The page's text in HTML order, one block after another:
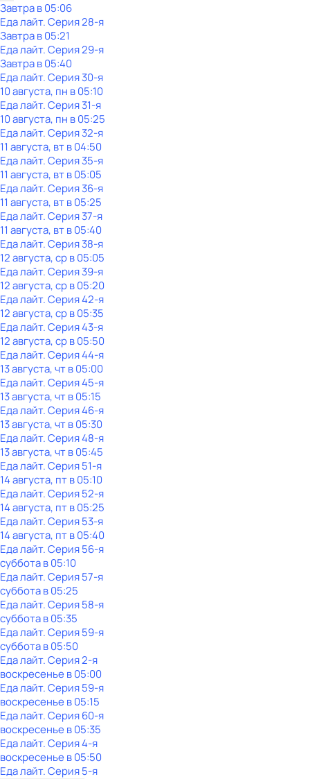
Завтра в 05:06
Еда лайт. Серия 28-я
Завтра в 05:21
Еда лайт. Серия 29-я
Завтра в 05:40
Еда лайт. Серия 30-я
10 августа, пн в 05:10
Еда лайт. Серия 31-я
10 августа, пн в 05:25
Еда лайт. Серия 32-я
11 августа, вт в 04:50
Еда лайт. Серия 35-я
11 августа, вт в 05:05
Еда лайт. Серия 36-я
11 августа, вт в 05:25
Еда лайт. Серия 37-я
11 августа, вт в 05:40
Еда лайт. Серия 38-я
12 августа, ср в 05:05
Еда лайт. Серия 39-я
12 августа, ср в 05:20
Еда лайт. Серия 42-я
12 августа, ср в 05:35
Еда лайт. Серия 43-я
12 августа, ср в 05:50
Еда лайт. Серия 44-я
13 августа, чт в 05:00
Еда лайт. Серия 45-я
13 августа, чт в 05:15
Еда лайт. Серия 46-я
13 августа, чт в 05:30
Еда лайт. Серия 48-я
13 августа, чт в 05:45
Еда лайт. Серия 51-я
14 августа, пт в 05:10
Еда лайт. Серия 52-я
14 августа, пт в 05:25
Еда лайт. Серия 53-я
14 августа, пт в 05:40
Еда лайт. Серия 56-я
субботав05:10
Еда лайт. Серия 57-я
субботав05:25
Еда лайт. Серия 58-я
субботав05:35
Еда лайт. Серия 59-я
субботав05:50
Еда лайт. Серия 2-я
воскресенье в05:00
Еда лайт. Серия 59-я
воскресенье в05:15
Еда лайт. Серия 60-я
воскресенье в05:35
Еда лайт. Серия 4-я
воскресенье в05:50
Еда лайт. Серия 5-я